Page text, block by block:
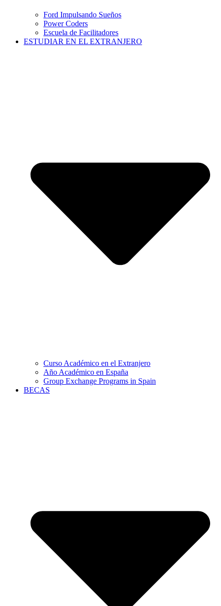
Ford Impulsando Sueños
Power Coders
Escuela de Facilitadores
ESTUDIAR EN EL EXTRANJERO
Curso Académico en el Extranjero
Año Académico en España
Group Exchange Programs in Spain
BECAS